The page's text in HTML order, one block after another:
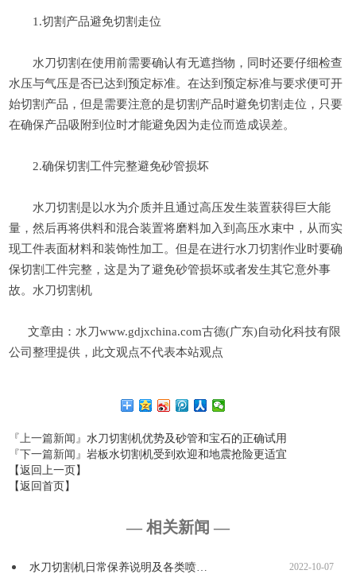
1.切割产品避免切割走位
水刀切割在使用前需要确认有无遮挡物，同时还要仔细检查
水压与气压是否已达到预定标准。在达到预定标准与要求便可开
始切割产品，但是需要注意的是切割产品时避免切割走位，只要
在确保产品吸附到位时才能避免因为走位而造成误差。
2.确保切割工件完整避免砂管损坏
水刀切割是以水为介质并且通过高压发生装置获得巨大能
量，然后再将供料和混合装置将磨料加入到高压水束中，从而实
现工件表面材料和装饰性加工。但是在进行水刀切割作业时要确
保切割工件完整，这是为了避免砂管损坏或者发生其它意外事
故。水刀切割机
文章由：水刀www.gdjxchina.com古德(广东)自动化科技有限
公司整理提供，此文观点不代表本站观点
『上一篇新闻』水刀切割机优势及砂管和宝石的正确试用
『下一篇新闻』岩板水切割机受到欢迎和地震抢险更适宜
【返回上一页】
【返回首页】
— 相关新闻 —
水刀切割机日常保养说明及各类喷… 2022-10-07